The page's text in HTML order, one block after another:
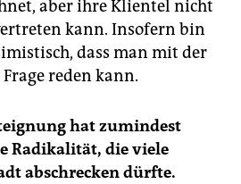
aber ihre Klientel nicht
kann. Insofern bin
dass man mit der
Frage reden kann.
hat zumindest
Radikalität, die viele
abschrecken dürfte.